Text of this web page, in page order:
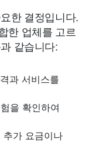
한 결정입니다.
한 업체를 고르
같습니다:
과 서비스를
을 확인하여
추가 요금이나